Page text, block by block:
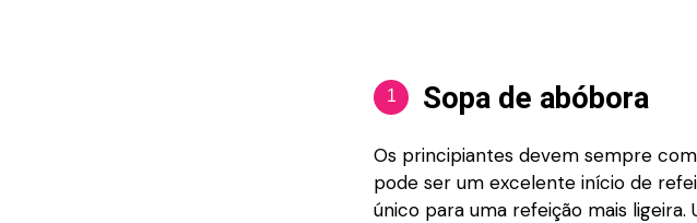
1 Sopa de abóbora
Os principiantes devem sempre
pode ser um excelente início de
único para uma refeição mais